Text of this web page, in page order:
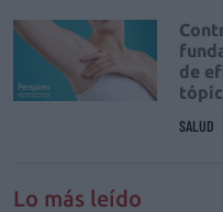
de
SALUD
Lo más leído